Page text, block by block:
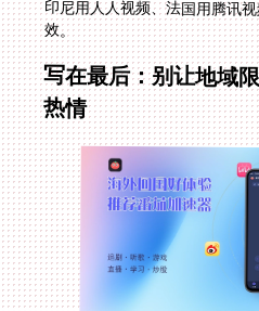
效。
写在最后：别让地域
热情